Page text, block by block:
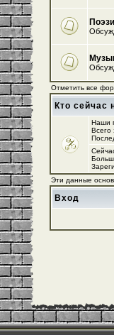
Отметить все
Кто сейчас
Наши
Всего
Эти данные
Вход